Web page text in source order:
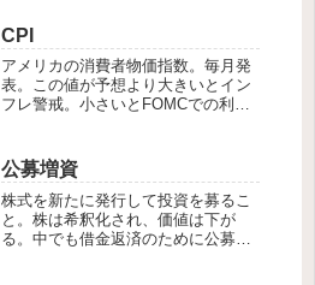
CPI
アメリカの消費者物価指数。毎月発
表。この値が予想より大きいとイン
フレ警戒。小さいとFOMCでの利下
響する。2025年の発表日は6/11,
7/15, 8/12, 9/11, 1...
公募増資
株式を新たに発行して投資を募るこ
と。株は希釈化され、価値は下が
る。中でも借金返済のために公募増